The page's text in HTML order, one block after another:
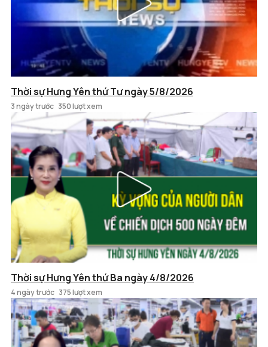
Thời sự Hưng Yên thứ Tư ngày 5/8/2026
3 ngày trước 350 lượt xem
Thời sự Hưng Yên thứ Ba ngày 4/8/2026
4 ngày trước 375 lượt xem